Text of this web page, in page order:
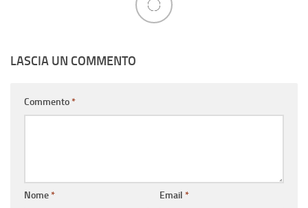
LASCIA UN COMMENTO
Commento*
Nome* Email *